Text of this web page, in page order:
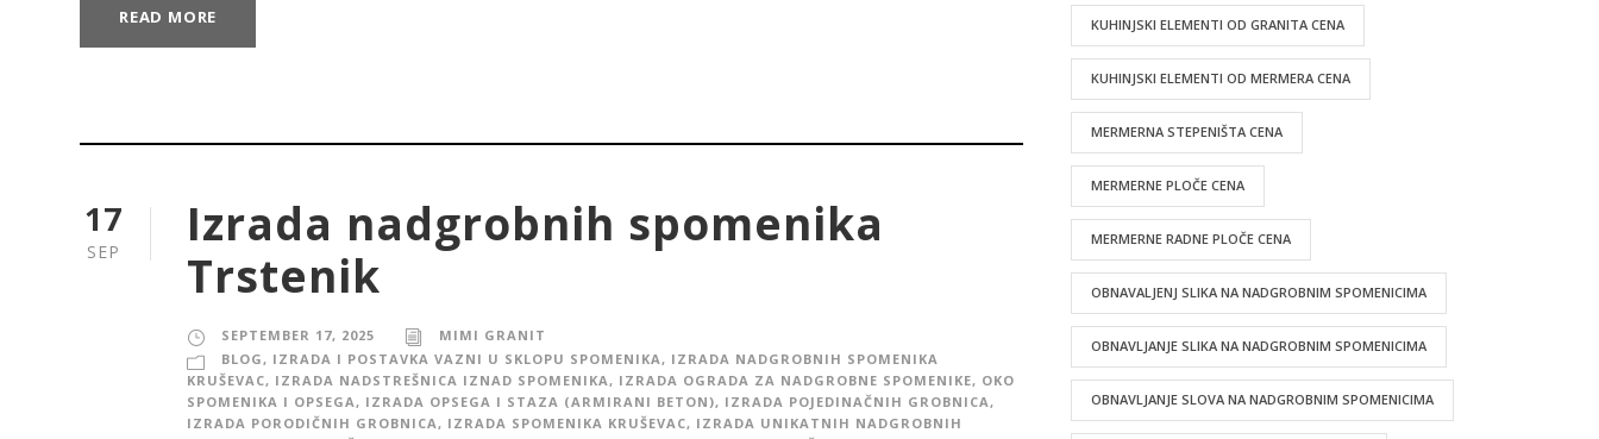
READ MORE
17
SEP
Izrada nadgrobnih spomenika
Trstenik
SEPTEMBER 17, 2025
MIMI GRANIT
BLOG , IZRADA I POSTAVKA VAZNI U SKLOPU SPOMENIKA , IZRADA NADGROBNIH SPOMENIKA
KRUŠEVAC, IZRADA NADSTREŠNICA IZNAD SPOMENIKA , IZRADA OGRADA ZA NADGROBNE SPOMENIKE, OKO
SPOMENIKA I OPSEGA , IZRADA OPSEGA I STAZA (ARMIRANI BETON), IZRADA POJEDINAČNIH GROBNICA ,
IZRADA PORODIČNIH GROBNICA , IZRADA SPOMENIKA KRUŠEVAC, IZRADA UNIKATNIH NADGROBNIH
KUHINJSKI ELEMENTI OD GRANITA CENA
KUHINJSKI ELEMENTI OD MERMERA CENA
MERMERNA STEPENIŠTA CENA
MERMERNE PLOČE CENA
MERMERNE RADNE PLOČE CENA
OBNAVALJENJ SLIKA NA NADGROBNIM SPOMENICIMA
OBNAVLJANJE SLIKA NA NADGROBNIM SPOMENICIMA
OBNAVLJANJE SLOVA NA NADGROBNIM SPOMENICIMA